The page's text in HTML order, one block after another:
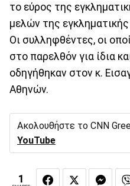
το εύρος της
μελών της
Οι συλληφθέντες, οι
στο παρελθόν για ίδια
οδηγήθηκαν στον κ.
Αθηνών.
Ακολουθήστε το CNN
YouTube
1